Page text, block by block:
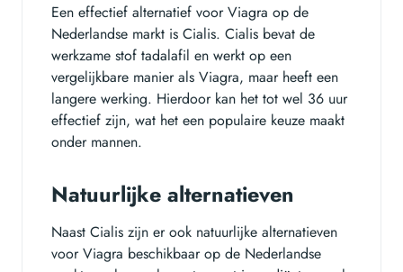
Een effectief alternatief voor Viagra op de
Nederlandse markt is Cialis. Cialis bevat de
werkzame stof tadalafil en werkt op een
vergelijkbare manier als Viagra, maar heeft een
langere werking. Hierdoor kan het tot wel 36 uur
effectief zijn, wat het een populaire keuze maakt
onder mannen.
Natuurlijke alternatieven
Naast Cialis zijn er ook natuurlijke alternatieven
voor Viagra beschikbaar op de Nederlandse